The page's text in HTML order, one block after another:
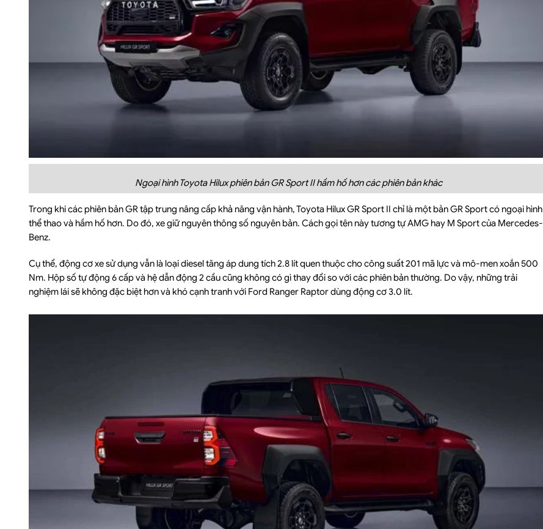
Ngoại hình Toyota Hilux phiên bản GR Sport II hầm hố hơn các phiên bản khác
Trong khi các phiên bản GR tập trung nâng cấp khả năng vận hành, Toyota Hilux GR Sport II chỉ là một bản GR Sport có ngoại hình
thể thao và hầm hố hơn. Do đó, xe giữ nguyên thông số nguyên bản. Cách gọi tên này tương tự AMG hay M Sport của Mercedes-
Benz.
Cụ thể, động cơ xe sử dụng vẫn là loại diesel tăng áp dung tích 2.8 lít quen thuộc cho công suất 201 mã lực và mô-men xoắn 500
Nm. Hộp số tự động 6 cấp và hệ dẫn động 2 cầu cũng không có gì thay đổi so với các phiên bản thường. Do vậy, những trải
nghiệm lái sẽ không đặc biệt hơn và khó cạnh tranh với Ford Ranger Raptor dùng động cơ 3.0 lít.